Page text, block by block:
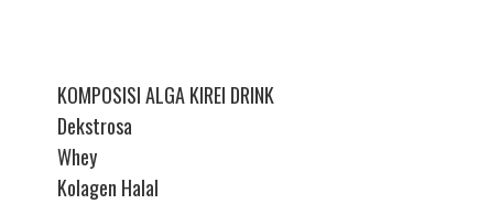
KOMPOSISI ALGA KIREI DRINK
Dekstrosa
Whey
Kolagen Halal